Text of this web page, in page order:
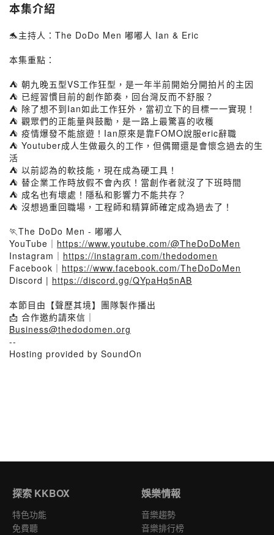
本集介紹
🐬主持人：The DoDo Men 嘟嘟人 Ian & Eric
本集重點：
⛺ 朝九晚五型VS工作狂型，是一年半前開始分開拍片的主因
⛺ 已經習慣目前的創作節奏，回台灣反而不舒服？
⛺ 除了想不到Ian如此工作狂外，當初立下的目標一一實現！
⛺ 觀眾們的正能量與鼓勵，是一路上最驚喜的收穫
⛺ 疫情爆發不能旅遊！Ian原來是靠FOMO說服eric辭職
⛺ Youtuber成人生做最久的工作，但偶爾還是會懷念過去的生
活
⛺ 以前認為的軟技能，現在成為硬工具！
⛺ 替企業工作時放假不會內疚！當創作者就沒了下班時間
⛺ 成名也有壞處！隱私和影響力不能共存？
⛺ 沒想過重回職場，工程師和精算師確定成為過去了！
🏃The DoDo Men - 嘟嘟人
YouTube｜ https://www.youtube.com/@TheDoDoMen
Instagram｜ https://instagram.com/thedodomen
Facebook｜ https://www.facebook.com/TheDoDoMen
Discord | https://discord.gg/QYpaHq5nAB
本節目由【聲歷其境】團隊製作播出
📩 合作邀約請來信｜
Business@thedodomen.org
--
Hosting provided by SoundOn
探索 KKBOX
特色功能
免費聽
娛樂情報
音樂趨勢
音樂排行榜